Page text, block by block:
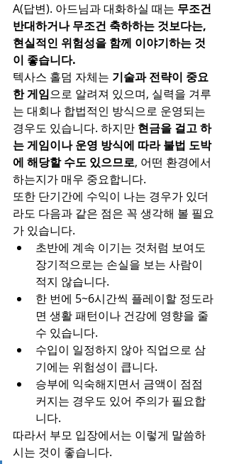
A(답변). 아드님과 대화하실 때는 무조건
반대하거나 무조건 축하하는 것보다는,
현실적인 위험성을 함께 이야기하는 것
이 좋습니다.
텍사스 홀덤 자체는 기술과 전략이 중요
한 게임으로 알려져 있으며, 실력을 겨루
는 대회나 합법적인 방식으로 운영되는
경우도 있습니다. 하지만 현금을 걸고 하
는 게임이나 운영 방식에 따라 불법 도박
에 해당할 수도 있으므로, 어떤 환경에서
하는지가 매우 중요합니다.
또한 단기간에 수익이 나는 경우가 있더
라도 다음과 같은 점은 꼭 생각해 볼 필요
가 있습니다.
초반에 계속 이기는 것처럼 보여도
장기적으로는 손실을 보는 사람이
적지 않습니다.
한 번에 5~6시간씩 플레이할 정도라
면 생활 패턴이나 건강에 영향을 줄
수 있습니다.
수입이 일정하지 않아 직업으로 삼
기에는 위험성이 큽니다.
승부에 익숙해지면서 금액이 점점
커지는 경우도 있어 주의가 필요합
니다.
따라서 부모 입장에서는 이렇게 말씀하
시는 것이 좋습니다.